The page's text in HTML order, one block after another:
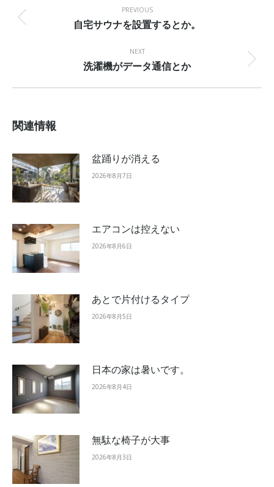
navigation
PREVIOUS
Previous
自宅サウナを設置するとか。
NEXT
Next
洗濯機がデータ通信とか
関連情報
盆踊りが消える
2026年8月7日
エアコンは控えない
2026年8月6日
あとで片付けるタイプ
2026年8月5日
日本の家は暑いです。
2026年8月4日
無駄な椅子が大事
2026年8月3日